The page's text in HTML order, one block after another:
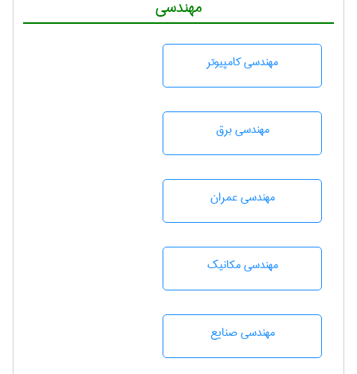
مهندسی
مهندسی كامپيوتر
مهندسی برق
مهندسی عمران
مهندسی مکانیک
مهندسی صنايع